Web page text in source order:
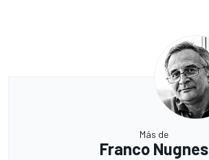
Más de
Franco Nugnes